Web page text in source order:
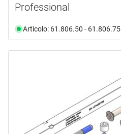
Professional
Articolo: 61.806.50 - 61.806.75